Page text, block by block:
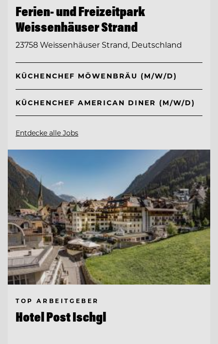
Ferien- und Freizeitpark
Weissenhäuser Strand
23758 Weissenhäuser Strand, Deutschland
KÜCHENCHEF MÖWENBRÄU (M/W/D)
KÜCHENCHEF AMERICAN DINER (M/W/D)
Entdecke alle Jobs
TOP ARBEITGEBER
Hotel Post Ischgl